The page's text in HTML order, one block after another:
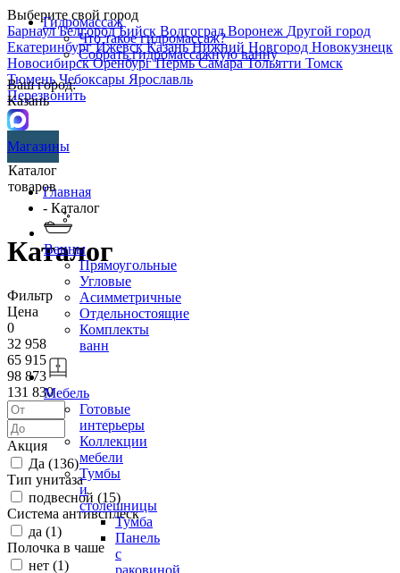
Выберите свой город
БарнаулБелгородБийск ВолгоградВоронеж Другой город
ЕкатеринбургИжевскКазаньНижний Новгород Новокузнецк
НовосибирскОренбургПермьСамараТольятти Томск
ТюменьЧебоксары Ярославль
Перезвонить
Гидромассаж
Что такое гидромассаж?
Собрать гидромассажную ванну
Ваш город:
Казань
Магазины
Каталог
товаров
Ванны
Прямоугольные
Угловые
Асимметричные
Отдельностоящие
Комплекты
ванн
Мебель
Готовые
интерьеры
Коллекции
мебели
Тумбы
и
столешницы
Тумба
Панель
с
Главная
- Каталог
Каталог
Фильтр
Цена
0
32 958
65 915
98 873
131 830
Акция
Да (136)
Тип унитаза
подвесной (15)
Система антивсплеск
да (1)
Полочка в чаше
нет (1)